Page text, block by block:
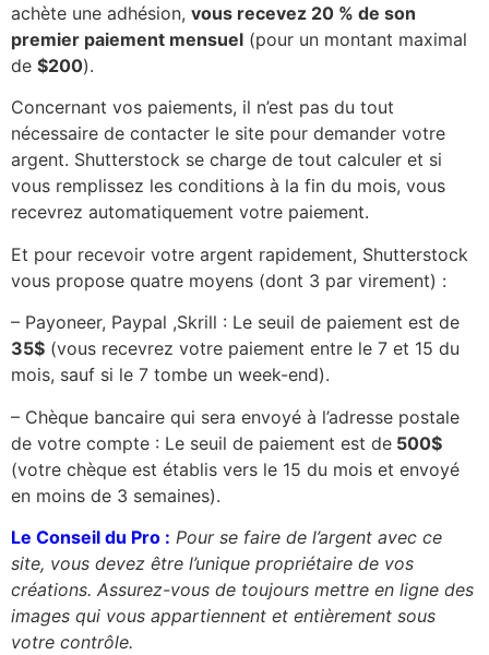
achète une adhésion, vous recevez 20 % de son
premier paiement mensuel (pour un montant maximal
de $200).
Concernant vos paiements, il n’est pas du tout
nécessaire de contacter le site pour demander votre
argent. Shutterstock se charge de tout calculer et si
vous remplissez les conditions à la fin du mois, vous
recevrez automatiquement votre paiement.
Et pour recevoir votre argent rapidement, Shutterstock
vous propose quatre moyens (dont 3 par virement) :
– Payoneer, Paypal ,Skrill : Le seuil de paiement est de
35$ (vous recevrez votre paiement entre le 7 et 15 du
mois, sauf si le 7 tombe un week-end).
– Chèque bancaire qui sera envoyé à l’adresse postale
de votre compte : Le seuil de paiement est de 500$
(votre chèque est établis vers le 15 du mois et envoyé
en moins de 3 semaines).
Le Conseil du Pro : Pour se faire de l’argent avec ce
site, vous devez être l’unique propriétaire de vos
créations. Assurez-vous de toujours mettre en ligne des
images qui vous appartiennent et entièrement sous
votre contrôle.